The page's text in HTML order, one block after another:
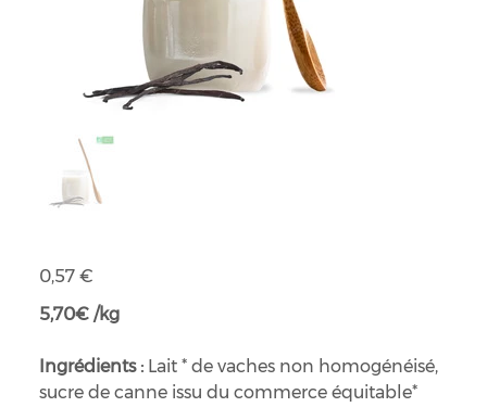
Prix
0,57 €
5,70€ /kg
Ingrédients : Lait * de vaches non homogénéisé,
sucre de canne issu du commerce équitable*